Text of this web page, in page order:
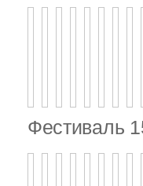
Фестиваль